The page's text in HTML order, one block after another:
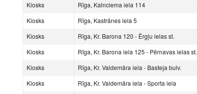
Kiosks
Rīga, Kalnciema iela 114
Kiosks
Rīga, Kastrānes iela 5
Kiosks
Rīga, Kr. Barona 120 - Ērgļu ielas st.
Kiosks
Rīga, Kr. Barona iela 125 - Pērnavas ielas st.
Kiosks
Rīga, Kr. Valdemāra iela - Basteja bulv.
Kiosks
Rīga, Kr. Valdemāra iela - Sporta iela